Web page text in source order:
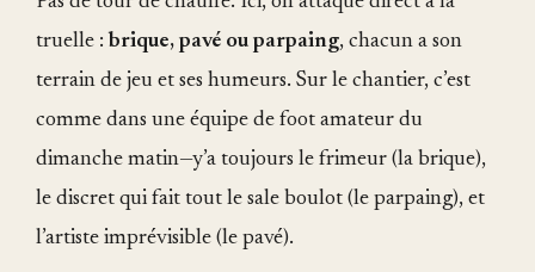
truelle : brique, pavé ou parpaing, chacun a son
terrain de jeu et ses humeurs. Sur le chantier, c’est
comme dans une équipe de foot amateur du
dimanche matin—y’a toujours le frimeur (la brique),
le discret qui fait tout le sale boulot (le parpaing), et
l’artiste imprévisible (le pavé).